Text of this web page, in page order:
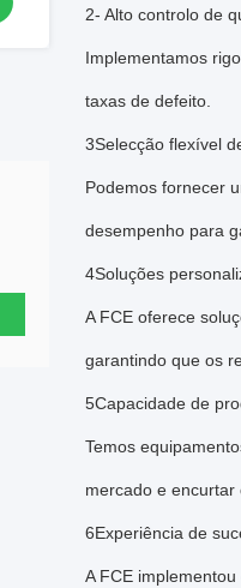
2- Alto controlo de
Implementamos
taxas de defeito.
3Selecção flexível
Podemos fornecer
desempenho para
4Soluções
A FCE oferece
garantindo que os
5Capacidade de
Temos
mercado e encurtar
6Experiência de
A FCE